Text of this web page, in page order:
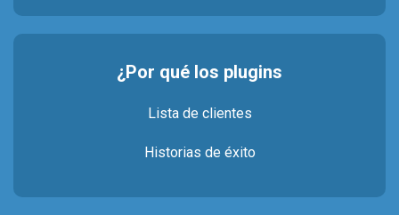
¿Por qué los plugins
Lista de clientes
Historias de éxito